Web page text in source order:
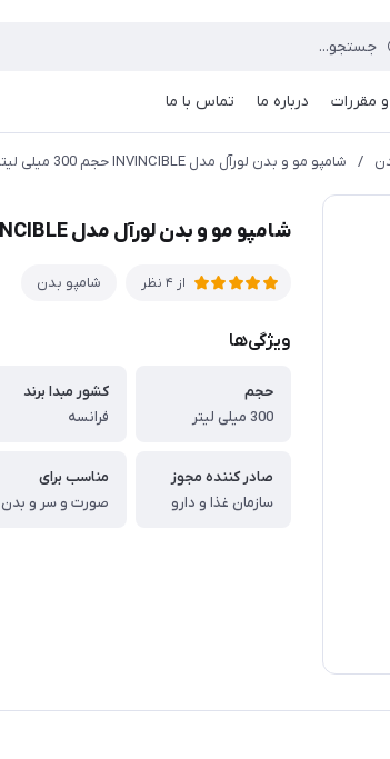
مقررات درباره ما تماس با ما
/ شامپو مو و بدن لورآل مدل INVINCIBLE حجم 300 میلی لیتر
شامپو مو و بدن لورآل مدل INVINCIBLE حجم 300 میلی لیتر
از 4 نظر شامپو بدن
ویژگی‌ها
حجم
300 میلی لیتر
کشور مبدا برند
فرانسه
صادر کننده مجوز
سازمان غذا و دارو
مناسب برای
صورت و سر و بدن